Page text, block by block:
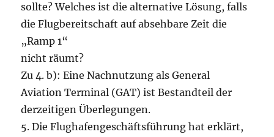
sollte? Welches ist die alternative Lösung, falls
die Flugbereitschaft auf absehbare Zeit die
„Ramp 1“
nicht räumt?
Zu 4. b): Eine Nachnutzung als General
Aviation Terminal (GAT) ist Bestandteil der
derzeitigen Überlegungen.
5. Die Flughafengeschäftsführung hat erklärt,